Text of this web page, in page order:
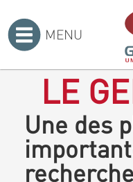
MENU
LE
Une des